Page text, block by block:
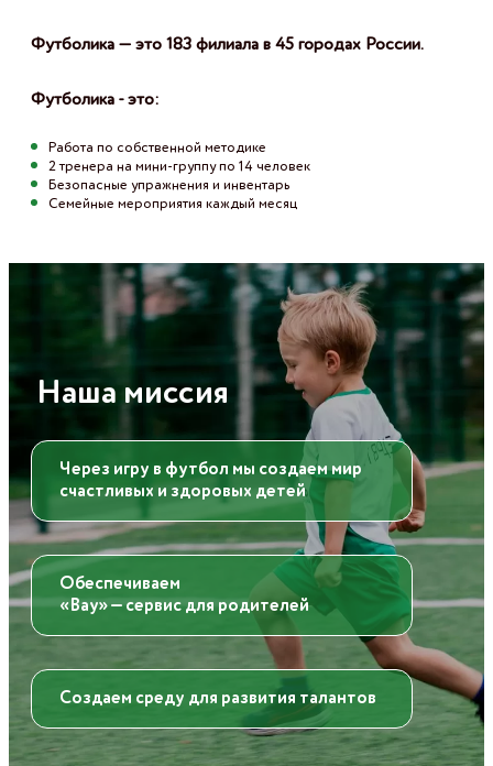
Футболика — это 183 филиала в 45 городах России.
Футболика - это:
Работа по собственной методике
2 тренера на мини-группу по 14 человек
Безопасные упражнения и инвентарь
Семейные мероприятия каждый месяц
Наша миссия
Через игру в футбол мы создаем мир
счастливых и здоровых детей
Обеспечиваем
«Вау» — сервис для родителей
Создаем среду для развития талантов